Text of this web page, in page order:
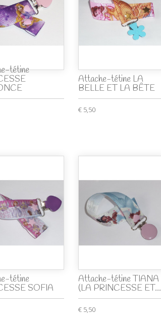
tétine
Attache-tétine LA
BELLE ET LA BÊTE
€ 5,50
tétine
SOFIA
Attache-tétine TIANA
(LA PRINCESSE ET...
€ 5,50